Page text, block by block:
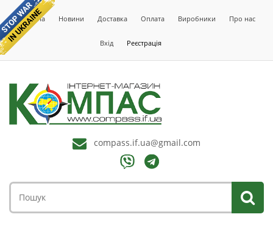
Головна Новини Доставка Оплата Виробники Про нас
Вхід Реєстрація
compass.if.ua@gmail.com